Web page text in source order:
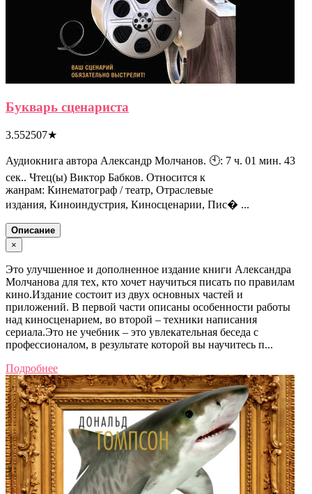
Букварь сценариста
3.552507★
Аудиокнига автора Александр Молчанов. 🕙: 7 ч. 01 мин. 43
сек.. Чтец(ы) Виктор Бабков. Относится к
жанрам: Кинематограф / театр, Отраслевые
издания, Киноиндустрия, Киносценарии, Пис� ...
Описание
×
Это улучшенное и дополненное издание книги Александра
Молчанова для тех, кто хочет научиться писать по правилам
кино.Издание состоит из двух основных частей и
приложений. В первой части описаны особенности работы
над киносценарием, во второй – техники написания
сериала.Это не учебник – это увлекательная беседа с
профессионалом, в результате которой вы научитесь п...
Подробнее